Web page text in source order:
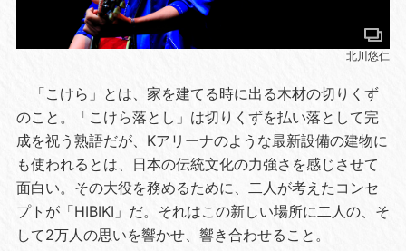
北川悠仁
「こけら」とは、家を建てる時に出る木材の切りくず
のこと。「こけら落とし」は切りくずを払い落として完
成を祝う熟語だが、Kアリーナのような最新設備の建物に
も使われるとは、日本の伝統文化の力強さを感じさせて
面白い。その大役を務めるために、二人が考えたコンセ
プトが「HIBIKI」だ。それはこの新しい場所に二人の、そ
して2万人の思いを響かせ、響き合わせること。